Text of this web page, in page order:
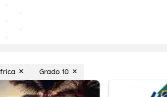
Grado 10